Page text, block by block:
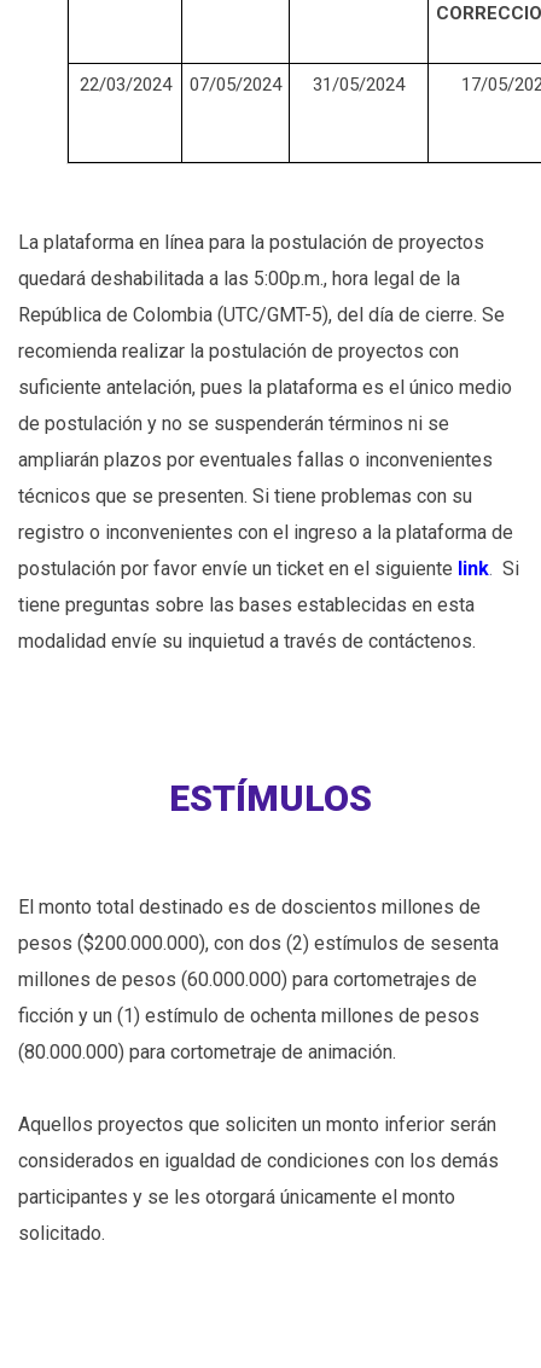
22/03/2024 07/05/2024 31/05/2024 17/05/
La plataforma en línea para la postulación de proyectos
quedará deshabilitada a las 5:00p.m., hora legal de la
República de Colombia (UTC/GMT-5), del día de cierre. Se
recomienda realizar la postulación de proyectos con
suficiente antelación, pues la plataforma es el único medio
de postulación y no se suspenderán términos ni se
ampliarán plazos por eventuales fallas o inconvenientes
técnicos que se presenten. Si tiene problemas con su
registro o inconvenientes con el ingreso a la plataforma de
postulación por favor envíe un ticket en el siguiente link. Si
tiene preguntas sobre las bases establecidas en esta
modalidad envíe su inquietud a través de contáctenos.
ESTÍMULOS
El monto total destinado es de doscientos millones de
pesos ($200.000.000), con dos (2) estímulos de sesenta
millones de pesos (60.000.000) para cortometrajes de
ficción y un (1) estímulo de ochenta millones de pesos
(80.000.000) para cortometraje de animación.
Aquellos proyectos que soliciten un monto inferior serán
considerados en igualdad de condiciones con los demás
participantes y se les otorgará únicamente el monto
solicitado.